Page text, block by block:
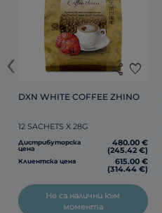
share favorite
DXN WHITE COFFEE ZHINO
12 SACHETS X 28G
Дистрибуторска
цена
480.00 €
(245.42 €)
Клиентска цена 615.00 €
(314.44 €)
Не са налични към
момента
‹